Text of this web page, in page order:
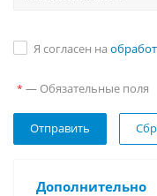
Я согласен на
* — Обязательные поля
Дополнительно